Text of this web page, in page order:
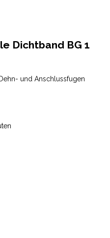
Dichtband BG 1
und Anschlussfugen